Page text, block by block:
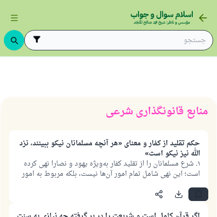
منابع قانونگذاری شرعی
حکم تقلید از کفار و معنای «هر آنچه مسلمانان نیکو ببینند، نزد
الله نیز نیکو است»
۱. شرع مسلمانان را از تقلید کفار به‌ویژه یهود و نصارا نهی کرده
است؛ این نهی شامل تمام امور آن‌ها نیست، بلکه مربوط به امور
شعائر دین و عبادات نیازی به تقلید از هیچ ملتی ندارند؛ چرا که
الله تعالی دین خود را کامل و نعمتش را تمام کرده و اسلام را به